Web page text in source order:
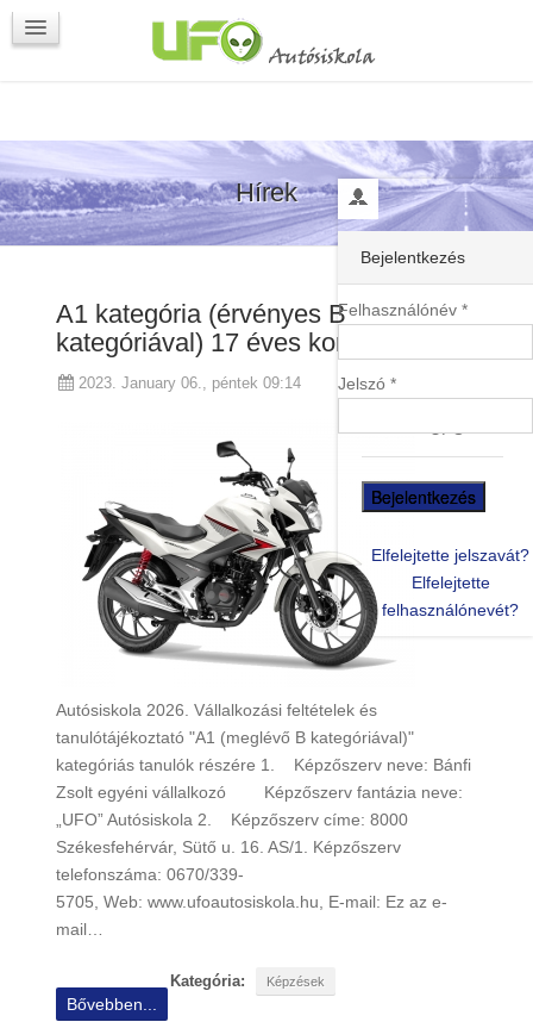
Programok
Bejelentkezés
Felhasználónév *
Jelszó *
Elfelejtette jelszavát?
Elfelejtette
felhasználónevét?
Hírek
A1 kategória (érvényes B
kategóriával) 17 éves kortól
2023. January 06., péntek 09:14
UFO
Autósiskola 2026. Vállalkozási feltételek és
tanulótájékoztató "A1 (meglévő B kategóriával)"
kategóriás tanulók részére 1. Képzőszerv neve: Bánfi
Zsolt egyéni vállalkozó Képzőszerv fantázia neve:
„UFO” Autósiskola 2. Képzőszerv címe: 8000
Székesfehérvár, Sütő u. 16. AS/1. Képzőszerv
telefonszáma: 0670/339-
5705, Web: www.ufoautosiskola.hu, E-mail: Ez az e-
mail…
Kategória: Képzések
Bővebben...